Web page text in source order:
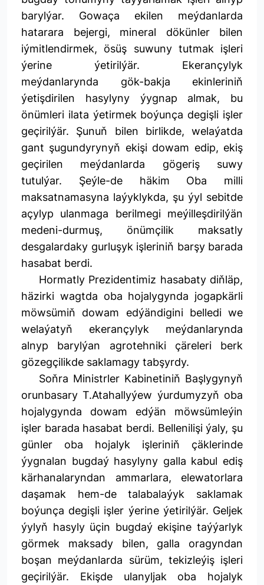
barylýar. Gowaça ekilen meýdanlarda
hatarara bejergi, mineral dökünler bilen
iýmitlendirmek, ösüş suwuny tutmak işleri
ýerine ýetirilýär. Ekerançylyk
meýdanlarynda gök-bakja ekinleriniň
ýetişdirilen hasylyny ýygnap almak, bu
önümleri ilata ýetirmek boýunça degişli işler
geçirilýär. Şunuň bilen birlikde, welaýatda
gant şugundyrynyň ekişi dowam edip, ekiş
geçirilen meýdanlarda gögeriş suwy
tutulýar. Şeýle-de häkim Oba milli
maksatnamasyna laýyklykda, şu ýyl sebitde
açylyp ulanmaga berilmegi meýilleşdirilýän
medeni-durmuş, önümçilik maksatly
desgalardaky gurluşyk işleriniň barşy barada
hasabat berdi.
Hormatly Prezidentimiz hasabaty diňläp,
häzirki wagtda oba hojalygynda jogapkärli
möwsümiň dowam edýändigini belledi we
welaýatyň ekerançylyk meýdanlarynda
alnyp barylýan agrotehniki çäreleri berk
gözegçilikde saklamagy tabşyrdy.
Soňra Ministrler Kabinetiniň Başlygynyň
orunbasary T.Atahallyýew ýurdumyzyň oba
hojalygynda dowam edýän möwsümleýin
işler barada hasabat berdi. Bellenilişi ýaly, şu
günler oba hojalyk işleriniň çäklerinde
ýygnalan bugdaý hasylyny galla kabul ediş
kärhanalaryndan ammarlara, elewatorlara
daşamak hem-de talabalaýyk saklamak
boýunça degişli işler ýerine ýetirilýär. Geljek
ýylyň hasyly üçin bugdaý ekişine taýýarlyk
görmek maksady bilen, galla oragyndan
boşan meýdanlarda sürüm, tekizleýiş işleri
geçirilýär. Ekişde ulanyljak oba hojalyk